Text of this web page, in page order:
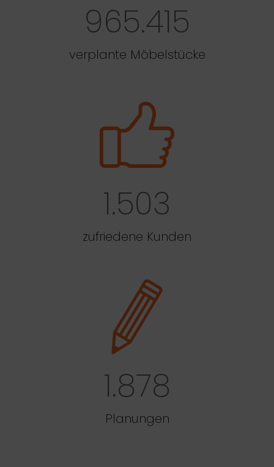
965.415
verplante Möbelstücke
1.503
zufriedene Kunden
1.878
Planungen